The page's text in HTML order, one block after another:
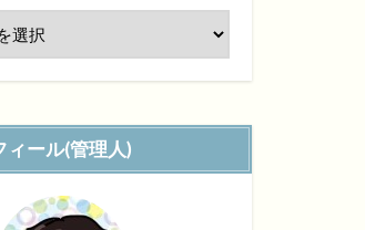
ィール(管理人)